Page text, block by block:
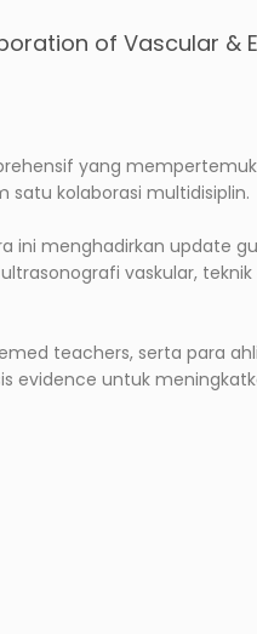
of Vascular &
yang
satu kolaborasi multidisiplin.
ini menghadirkan update
vaskular,
teachers, serta para
evidence untuk